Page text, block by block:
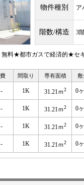
物件種別 ア
階数/構造 3
料★都市ガスで経済的★セ
間取り 専有面積 敷
1K 31.21ｍ2 0
1K 31.21ｍ2 0
1K 31.21ｍ2 0
1K 31.21ｍ2 0